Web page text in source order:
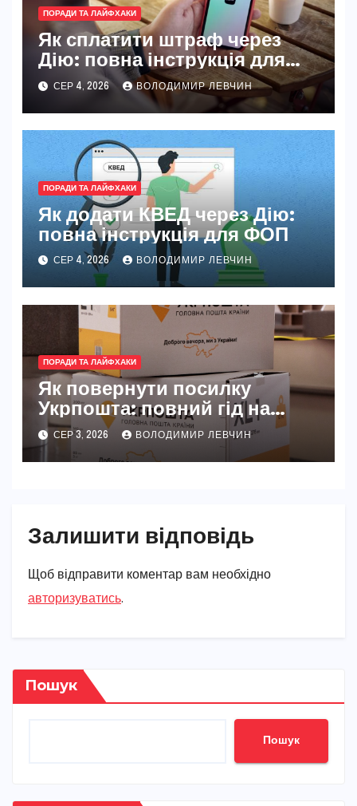
ПОРАДИ ТА ЛАЙФХАКИ
Як сплатити штраф через
Дію: повна інструкція для
новачків і досвідчених
СЕР 4, 2026 ВОЛОДИМИР ЛЕВЧИН
ПОРАДИ ТА ЛАЙФХАКИ
Як додати КВЕД через Дію:
повна інструкція для ФОП
СЕР 4, 2026 ВОЛОДИМИР ЛЕВЧИН
ПОРАДИ ТА ЛАЙФХАКИ
Як повернути посилку
Укрпошта: повний гід на
2026 рік
СЕР 3, 2026 ВОЛОДИМИР ЛЕВЧИН
Залишити відповідь
Щоб відправити коментар вам необхідно
авторизуватись.
Пошук
Пошук